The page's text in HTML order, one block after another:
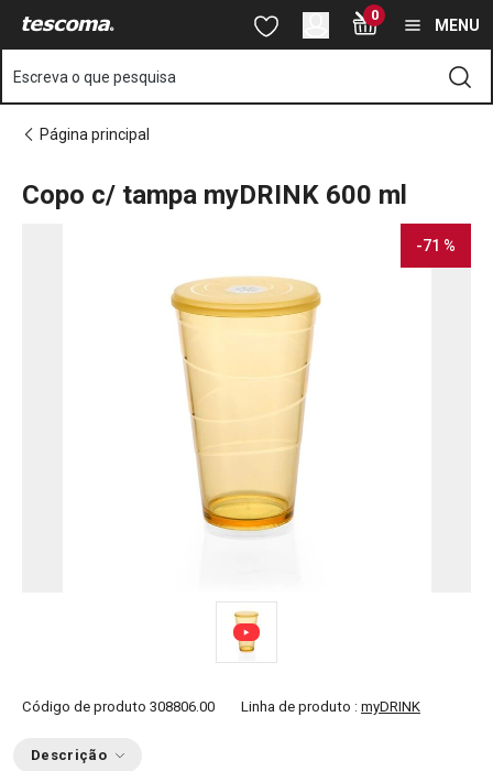
Está na página Copo c/ tampa myDRINK 600 ml
Saltar para o conteúdo principal
Saltar para a pesquisa
Saltar para a navegação 0
MENU
Escreva o que pesquisa
Página principal
Copo c/ tampa myDRINK 600 ml
-71 %
Código de produto 308806.00 Linha de produto : myDRINK
Descrição